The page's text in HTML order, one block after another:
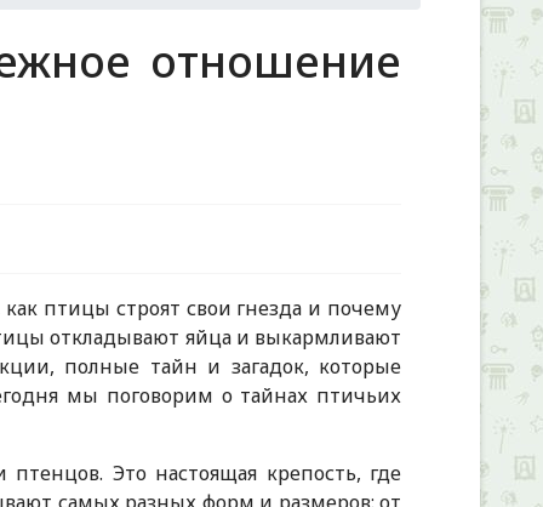
отношение
птицы строят свои гнезда и почему
откладывают яйца и выкармливают
полные тайн и загадок, которые
мы поговорим о тайнах птичьих
Это настоящая крепость, где